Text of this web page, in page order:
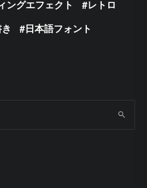
ングエフェクト
レトロ
日本語フォント